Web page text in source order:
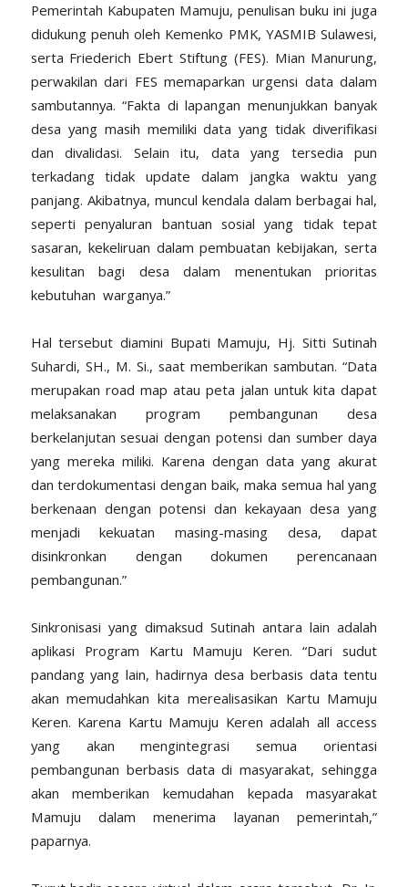
Pemerintah Kabupaten Mamuju, penulisan buku ini juga
didukung penuh oleh Kemenko PMK, YASMIB Sulawesi,
serta Friederich Ebert Stiftung (FES). Mian Manurung,
perwakilan dari FES memaparkan urgensi data dalam
sambutannya. “Fakta di lapangan menunjukkan banyak
desa yang masih memiliki data yang tidak diverifikasi
dan divalidasi. Selain itu, data yang tersedia pun
terkadang tidak update dalam jangka waktu yang
panjang. Akibatnya, muncul kendala dalam berbagai hal,
seperti penyaluran bantuan sosial yang tidak tepat
sasaran, kekeliruan dalam pembuatan kebijakan, serta
kesulitan bagi desa dalam menentukan prioritas
kebutuhan warganya.”
Hal tersebut diamini Bupati Mamuju, Hj. Sitti Sutinah
Suhardi, SH., M. Si., saat memberikan sambutan. “Data
merupakan road map atau peta jalan untuk kita dapat
melaksanakan program pembangunan desa
berkelanjutan sesuai dengan potensi dan sumber daya
yang mereka miliki. Karena dengan data yang akurat
dan terdokumentasi dengan baik, maka semua hal yang
berkenaan dengan potensi dan kekayaan desa yang
menjadi kekuatan masing-masing desa, dapat
disinkronkan dengan dokumen perencanaan
pembangunan.”
Sinkronisasi yang dimaksud Sutinah antara lain adalah
aplikasi Program Kartu Mamuju Keren. “Dari sudut
pandang yang lain, hadirnya desa berbasis data tentu
akan memudahkan kita merealisasikan Kartu Mamuju
Keren. Karena Kartu Mamuju Keren adalah all access
yang akan mengintegrasi semua orientasi
pembangunan berbasis data di masyarakat, sehingga
akan memberikan kemudahan kepada masyarakat
Mamuju dalam menerima layanan pemerintah,”
paparnya.